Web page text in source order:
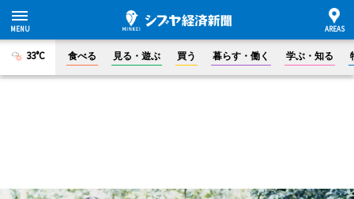
33°C 食べる 見る・遊ぶ 買う 暮らす・働く 学ぶ・知る